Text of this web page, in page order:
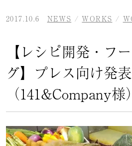
2017.10.6 NEWS /WORKS /
【レシピ開発・フ
グ】プレス向け発
（141&Company様）